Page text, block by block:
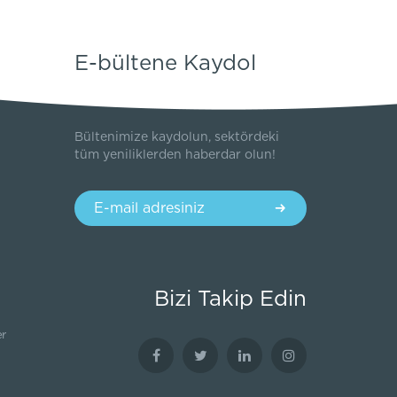
E-bültene Kaydol
Bültenimize kaydolun, sektördeki
tüm yeniliklerden haberdar olun!
Bizi Takip Edin